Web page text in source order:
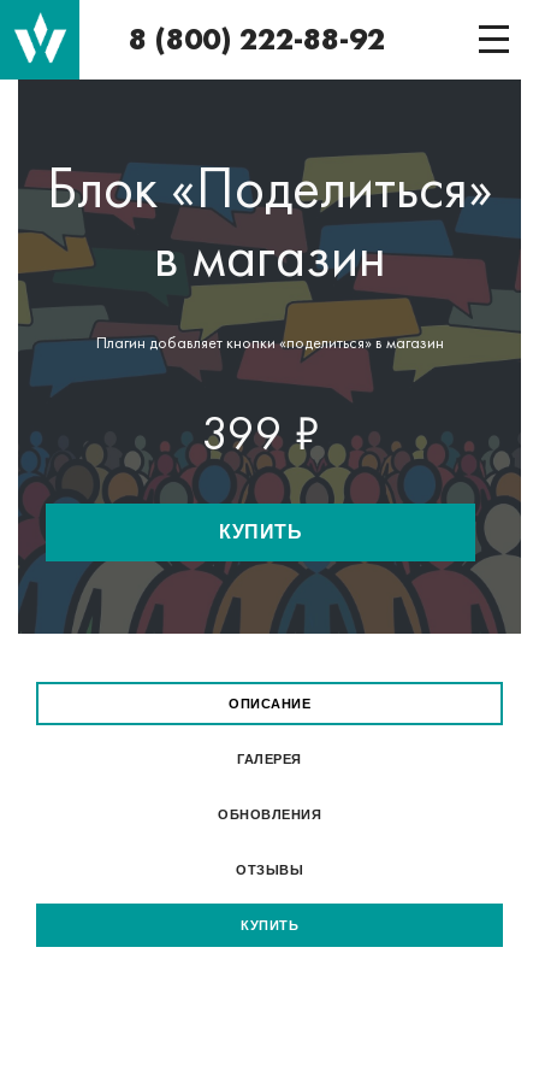
8 (800) 222-88-92
Блок «Поделиться»
в магазин
Плагин добавляет кнопки «поделиться» в магазин
399 ₽
КУПИТЬ
ОПИСАНИЕ
ГАЛЕРЕЯ
ОБНОВЛЕНИЯ
ОТЗЫВЫ
КУПИТЬ